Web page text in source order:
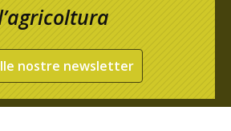
nostre newsletter